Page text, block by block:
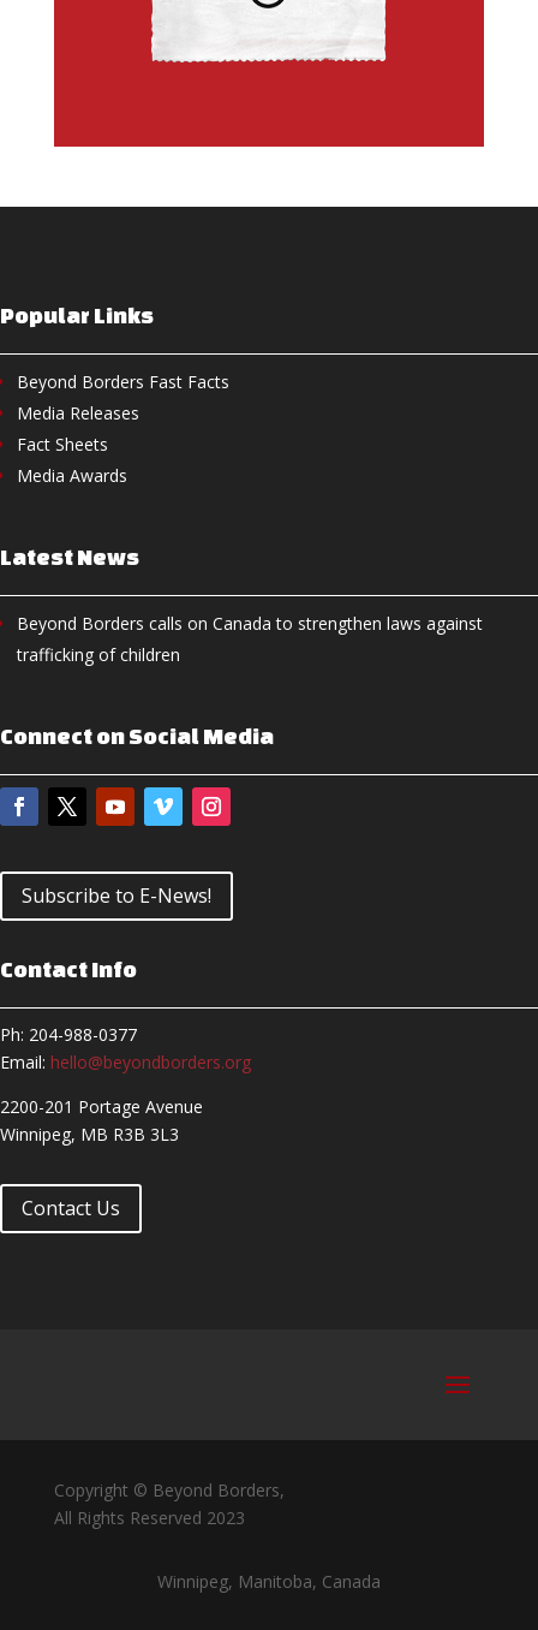
Popular Links
Beyond Borders Fast Facts
Media Releases
Fact Sheets
Media Awards
Latest News
Beyond Borders calls on Canada to strengthen laws against
trafficking of children
Connect on Social Media
Subscribe to E-News!
Contact Info
Ph: 204-988-0377
Email: hello@beyondborders.org
2200-201 Portage Avenue
Winnipeg, MB R3B 3L3
Contact Us
Copyright © Beyond Borders,
All Rights Reserved 2023
Winnipeg, Manitoba, Canada